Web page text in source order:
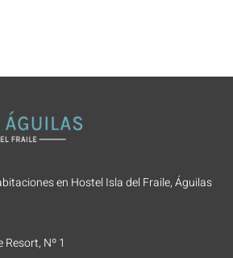
en Hostel Isla del Fraile, Águilas
Resort, Nº 1